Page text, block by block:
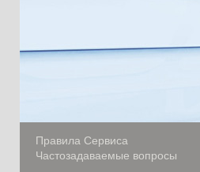
Правила Сервиса
Частозадаваемые вопросы